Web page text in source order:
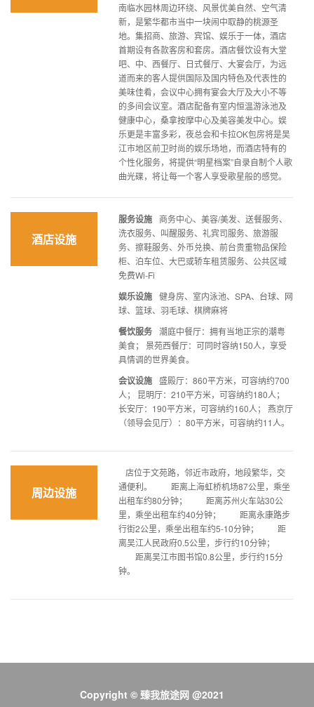
南临水园林周边环绕、风景优美自然、空气清
新，是繁华都市当中一块闹中取静的桃源圣
地。集招商、旅游、宾馆、娱乐于一体，酒店
首期设有各款客房和套房。酒店餐饮设有大堂
吧、中、西餐厅、日式餐厅、大宴会厅，为远
道而来的客人提供国际及国内特色及代表性的
美味佳肴，会议中心拥有宴会大厅及大小不等
的多间会议室。酒店配备有室内恒温游泳池及
健康中心，桑拿按摩中心及美容美发中心。娱
乐更是丰富多彩，夜总会和卡拉OK包房将是吴
江市地区前卫时尚的娱乐场地，而酒店特有的
个性化服务，将提供“明星档案”自录自制个人歌
曲光碟，将让每一个客人享受歌星般的感觉。
酒店设施
服务设施 商务中心、美容/美发、送餐服务、
洗衣服务、叫醒服务、礼宾司服务、旅游服
务、擦鞋服务、外币兑换、前台贵重物品保险
柜、泊车位、大巴或轿车租赁服务、公共区域
免费Wi-Fi
娱乐设施 健身房、室内泳池、SPA、台球、网
球、篮球、羽毛球、棋牌麻将
餐饮服务 潮庭中餐厅：拥有当地正宗的潮粤
美食； 景苑西餐厅：可同时容纳150人，享受
具情调的世界美食。
会议设施 盛殿厅：860平方米，可容纳约700
人； 昆明厅：210平方米，可容纳约180人；
长安厅：190平方米，可容纳约160人； 燕京厅
（领导会见厅）：80平方米，可容纳约11人。
周边设施
店位于文苑路，邻近市政府，地段繁华，交
通便利。 距离上海虹桥机场87公里，乘坐
出租车约80分钟； 距离苏州火车站30公
里，乘坐出租车约40分钟； 距离永康路步
行街2公里，乘坐出租车约5-10分钟； 距
离吴江人民政府0.5公里，步行约10分钟；
距离吴江市图书馆0.8公里，步行约15分
钟。
Copyright © 臻我旅途网 @2021